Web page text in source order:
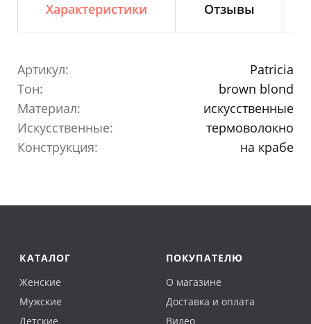
Характеристики Отзывы
Артикул:
Patricia
Тон:
brown blond
Материал:
искусственные
Искусственные:
термоволокно
Конструкция:
на крабе
КАТАЛОГ
Женские
Мужские
Детские
ПОКУПАТЕЛЮ
О магазине
Доставка и оплата
Видео